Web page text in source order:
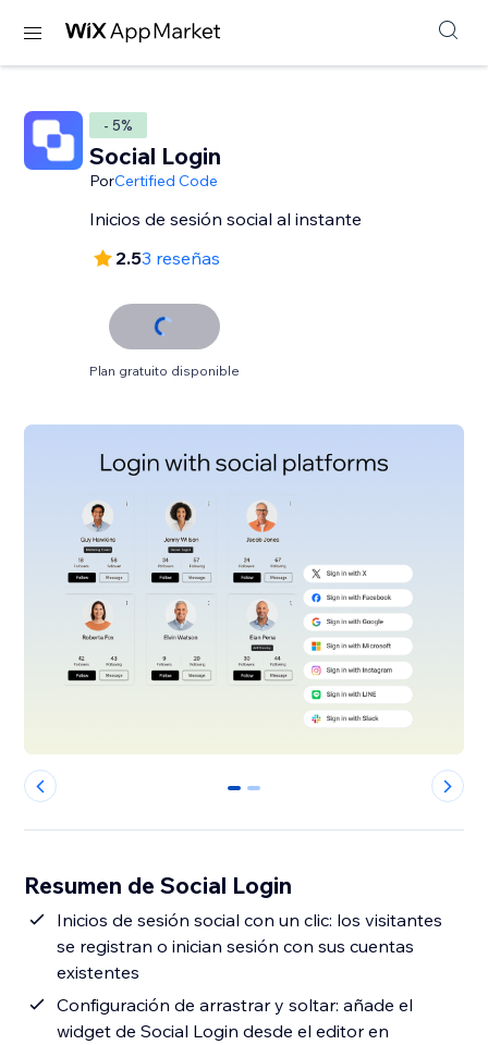
- 5%
Social Login
PorCertified Code
Inicios de sesión social al instante
2.53 reseñas
Plan gratuito disponible
0 1
Resumen de Social Login
Inicios de sesión social con un clic: los visitantes
se registran o inician sesión con sus cuentas
existentes
Configuración de arrastrar y soltar: añade el
widget de Social Login desde el editor en